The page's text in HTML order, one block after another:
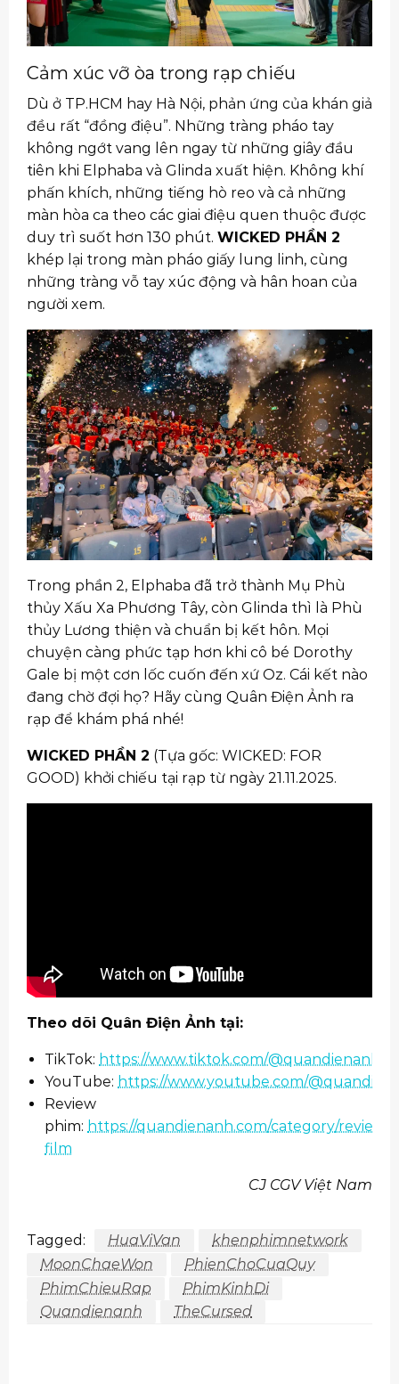
Cảm xúc vỡ òa trong rạp chiếu
Dù ở TP.HCM hay Hà Nội, phản ứng của khán giả
đều rất “đồng điệu”. Những tràng pháo tay
không ngớt vang lên ngay từ những giây đầu
tiên khi Elphaba và Glinda xuất hiện. Không khí
phấn khích, những tiếng hò reo và cả những
màn hòa ca theo các giai điệu quen thuộc được
duy trì suốt hơn 130 phút. WICKED PHẦN 2
khép lại trong màn pháo giấy lung linh, cùng
những tràng vỗ tay xúc động và hân hoan của
người xem.
Trong phần 2, Elphaba đã trở thành Mụ Phù
thủy Xấu Xa Phương Tây, còn Glinda thì là Phù
thủy Lương thiện và chuẩn bị kết hôn. Mọi
chuyện càng phức tạp hơn khi cô bé Dorothy
Gale bị một cơn lốc cuốn đến xứ Oz. Cái kết nào
đang chờ đợi họ? Hãy cùng Quân Điện Ảnh ra
rạp để khám phá nhé!
WICKED PHẦN 2 (Tựa gốc: WICKED: FOR
GOOD) khởi chiếu tại rạp từ ngày 21.11.2025.
Theo dõi Quân Điện Ảnh tại:
TikTok: https://www.tiktok.com/@quandienanh
YouTube: https://www.youtube.com/
Review
phim: https://quandienanh.com/category/review-
film
CJ CGV Việt Nam
Tagged: HuaViVan
khenphimnetwork
MoonChaeWon
PhienChoCuaQuy
PhimChieuRap
PhimKinhDi
Quandienanh
TheCursed